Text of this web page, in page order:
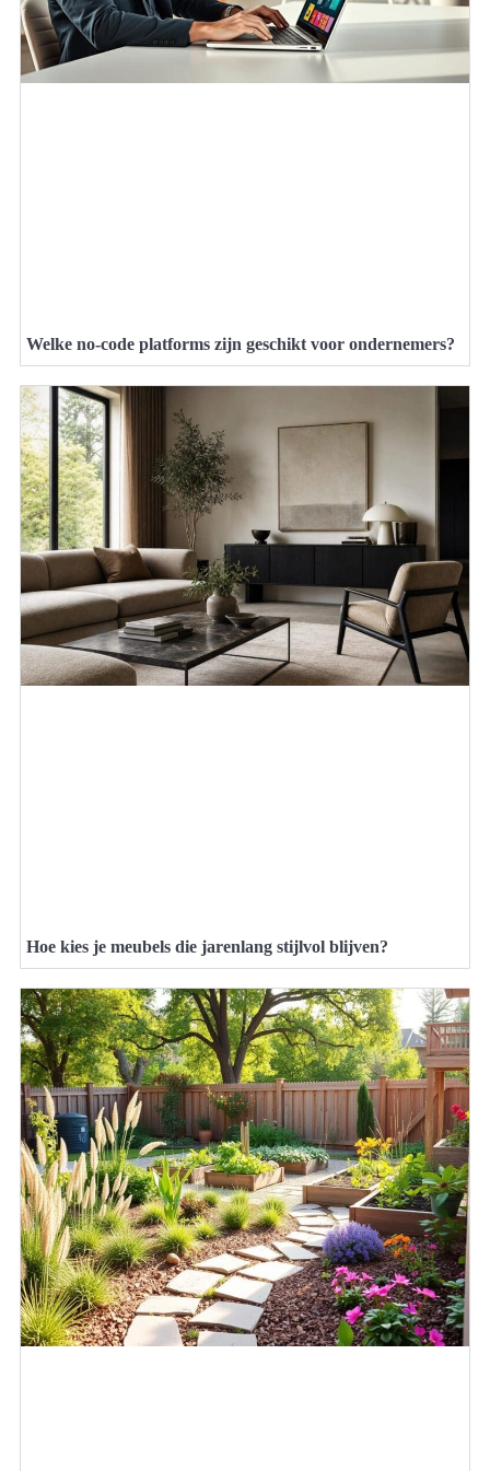
Welke no-code platforms zijn geschikt voor ondernemers?
Hoe kies je meubels die jarenlang stijlvol blijven?